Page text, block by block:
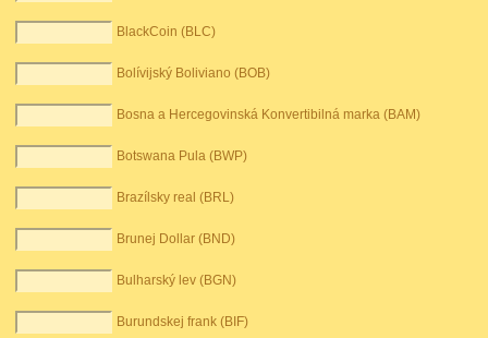
BlackCoin (BLC)
Bolívijský Boliviano (BOB)
Bosna a Hercegovinská Konvertibilná marka (BAM)
Botswana Pula (BWP)
Brazílsky real (BRL)
Brunej Dollar (BND)
Bulharský lev (BGN)
Burundskej frank (BIF)